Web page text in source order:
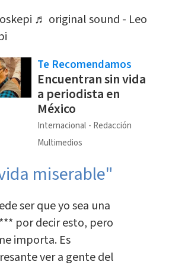
♬ original sound - Leo
Te Recomendamos
Encuentran sin vida
a periodista en
México
Internacional
Redacción
Multimedios
miserable"
ser que yo sea una
por decir esto, pero
importa. Es
ver a gente del